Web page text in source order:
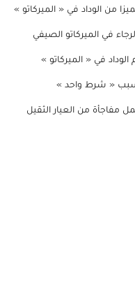
من الوداد في « الميركاتو »
في الميركاتو الصيفي
في « الميركاتو »
« شرط واحد »
مفاجأة من العيار الثقيل